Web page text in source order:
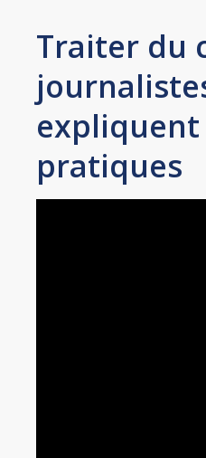
Traiter du
pratiques